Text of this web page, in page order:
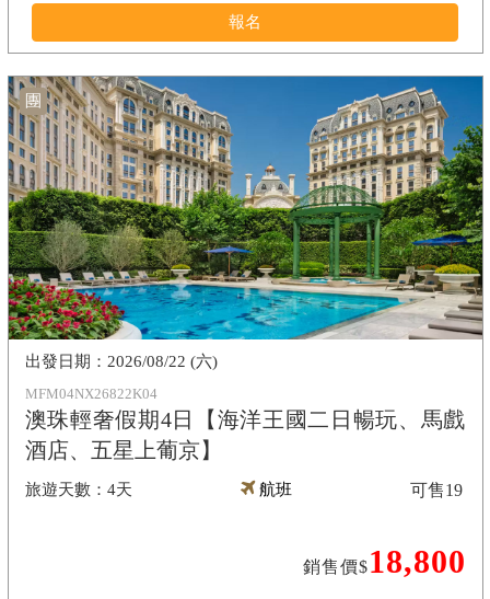
報名
團
MFM04NX26822K04
澳珠輕奢假期4日【海洋王國二日暢玩、馬戲
酒店、五星上葡京】
4天
2026/08/22 (六)
航班
銷售價$18,800
可售19